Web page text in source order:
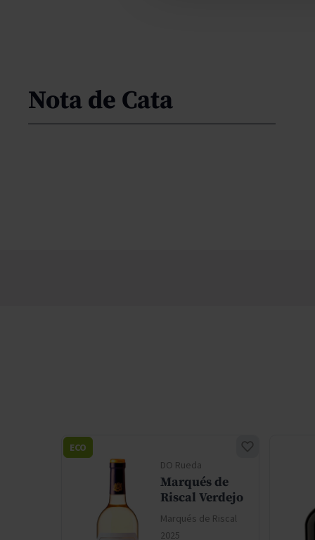
Nota de Cata
DO Rueda
Marqués de
Riscal Verdejo
Marqués de Riscal
2025
ECO